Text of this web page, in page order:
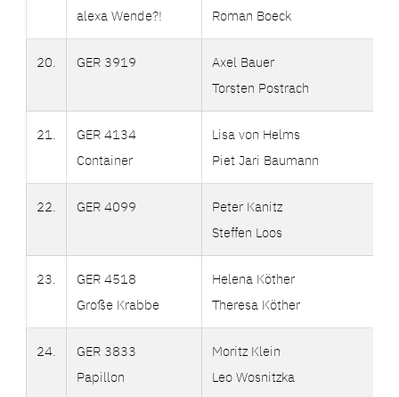
alexa Wende?!
Roman Boeck
20. GER 3919
Axel Bauer
Torsten Postrach
21.
GER 4134
Container
Lisa von Helms
Piet Jari Baumann
22. GER 4099
Peter Kanitz
Steffen Loos
23.
GER 4518
Große Krabbe
Helena Köther
Theresa Köther
24.
GER 3833
Papillon
Moritz Klein
Leo Wosnitzka